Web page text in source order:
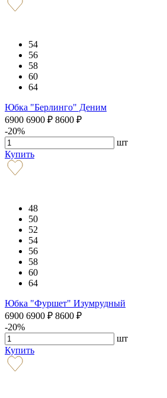
54
56
58
60
64
Юбка "Берлинго" Деним
6900 6900 ₽ 8600 ₽
-20%
шт
Купить
48
50
52
54
56
58
60
64
Юбка "Фуршет" Изумрудный
6900 6900 ₽ 8600 ₽
-20%
шт
Купить